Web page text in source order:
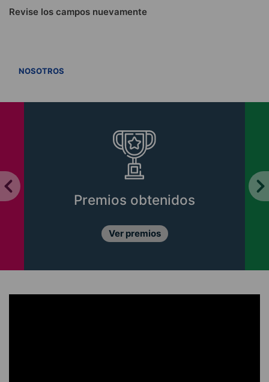
Revise los campos nuevamente
NOSOTROS
Premios obtenidos
Ver premios